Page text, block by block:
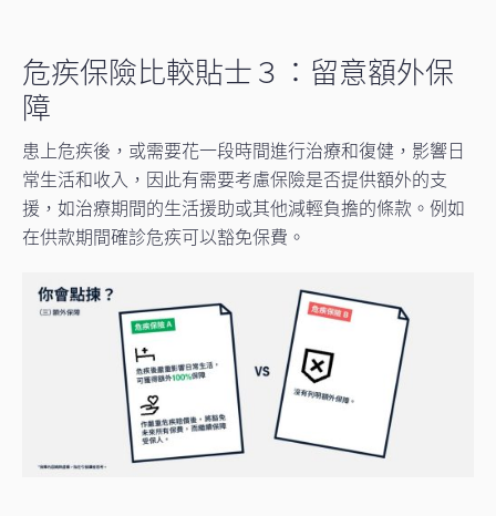
危疾保險比較貼士３：留意額外保
障
患上危疾後，或需要花一段時間進行治療和復健，影響日
常生活和收入，因此有需要考慮保險是否提供額外的支
援，如治療期間的生活援助或其他減輕負擔的條款。例如
在供款期間確診危疾可以豁免保費。